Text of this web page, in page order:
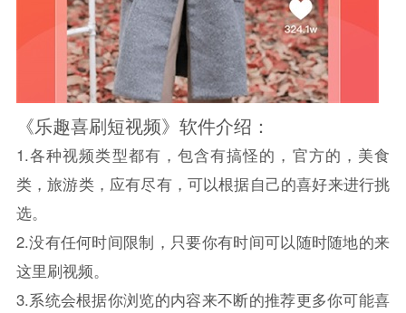
《乐趣喜刷短视频》软件介绍：
1.各种视频类型都有，包含有搞怪的，官方的，美食
类，旅游类，应有尽有，可以根据自己的喜好来进行挑
选。
2.没有任何时间限制，只要你有时间可以随时随地的来
这里刷视频。
3.系统会根据你浏览的内容来不断的推荐更多你可能喜